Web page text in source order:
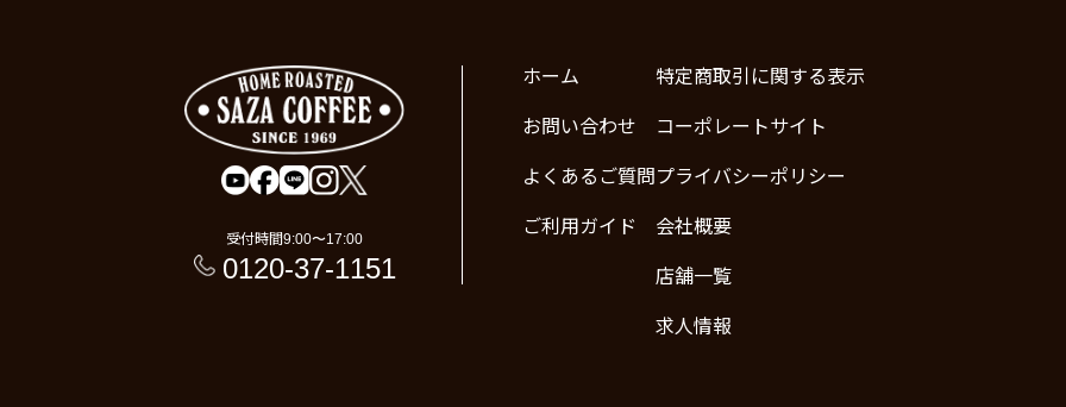
受付時間9:00〜17:00
0120-37-1151
ホーム
お問い合わせ
よくあるご質問
ご利用ガイド
特定商取引に関する表示
コーポレートサイト
プライバシーポリシー
会社概要
店舗一覧
求人情報